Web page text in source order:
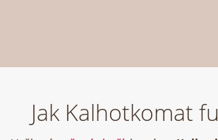
Jak Kalhotkomat